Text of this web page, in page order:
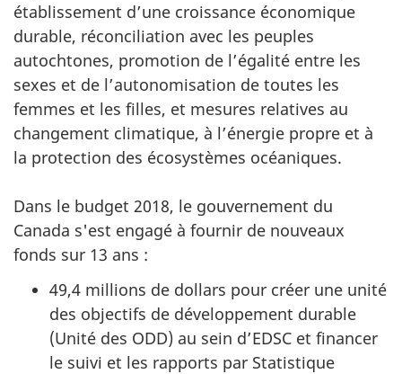
établissement d’une croissance économique
durable, réconciliation avec les peuples
autochtones, promotion de l’égalité entre les
sexes et de l’autonomisation de toutes les
femmes et les filles, et mesures relatives au
changement climatique, à l’énergie propre et à
la protection des écosystèmes océaniques.
Dans le budget 2018, le gouvernement du
Canada s'est engagé à fournir de nouveaux
fonds sur 13 ans :
49,4 millions de dollars pour créer une unité
des objectifs de développement durable
(Unité des ODD) au sein d’EDSC et financer
le suivi et les rapports par Statistique